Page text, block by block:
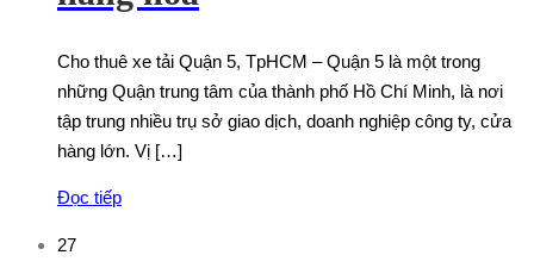
Cho thuê xe tải Quận 5, TpHCM – Quận 5 là một trong
những Quận trung tâm của thành phố Hồ Chí Minh, là nơi
tập trung nhiều trụ sở giao dịch, doanh nghiệp công ty, cửa
hàng lớn. Vị […]
Đọc tiếp
27